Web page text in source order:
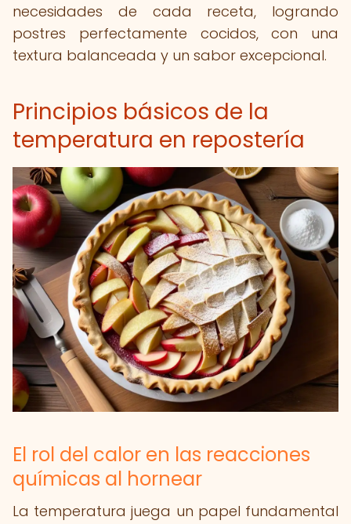
necesidades de cada receta, logrando
postres perfectamente cocidos, con una
textura balanceada y un sabor excepcional.
Principios básicos de la
temperatura en repostería
El rol del calor en las reacciones
químicas al hornear
La temperatura juega un papel fundamental